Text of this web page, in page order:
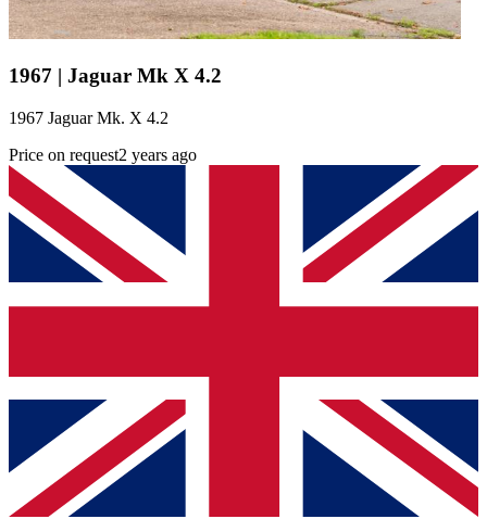
1967 | Jaguar Mk X 4.2
1967 Jaguar Mk. X 4.2
Price on request2 years ago